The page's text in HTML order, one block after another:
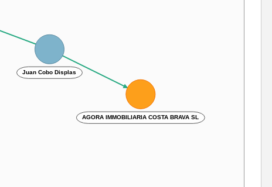
Juan Cobo Displas
AGORA IMMOBILIARIA COSTA BRAVA SL